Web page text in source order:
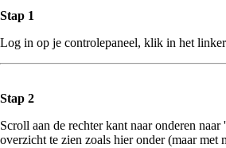
Stap 1
Log in op je controlepaneel, klik in het
Stap 2
Scroll aan de rechter kant naar onderen naar '
overzicht te zien zoals hier onder (maar met